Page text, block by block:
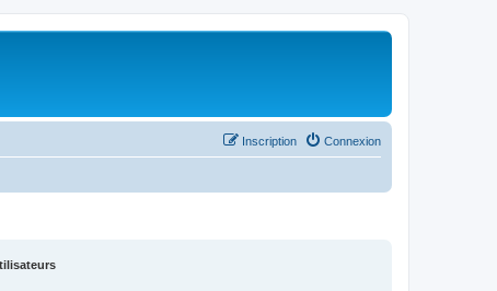
Connexion
Inscription